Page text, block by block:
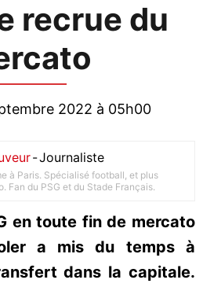
recrue du
2022 à 05h00
-Journaliste
à Paris. Spécialisé football, et plus
Fan du PSG et du Stade Français.
en toute fin de mercato
a mis du temps à
dans la capitale.